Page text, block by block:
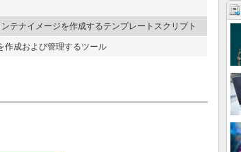
ンテナイメージを作成するテンプレートスクリプト
作成および管理するツール